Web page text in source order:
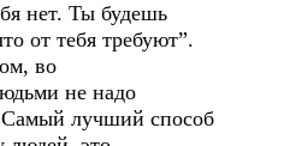
нет. Ты будешь
от тебя требуют”.
во
не надо
Самый лучший способ